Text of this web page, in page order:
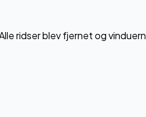
ridser blev fjernet og